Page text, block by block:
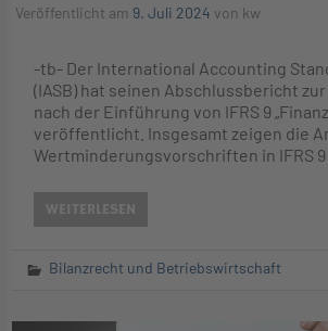
Veröffentlicht am 9. Juli 2024 von kw
-tb- Der International Accounting
(IASB) hat seinen Abschlussbericht
nach der Einführung von IFRS 9
veröffentlicht. Insgesamt zeigen die
Wertminderungsvorschriften in IFRS
WEITERLESEN
Bilanzrecht und Betriebswirtschaft